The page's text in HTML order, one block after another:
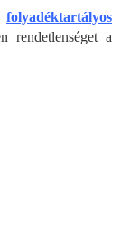
folyadéktartályos
rendetlenséget a